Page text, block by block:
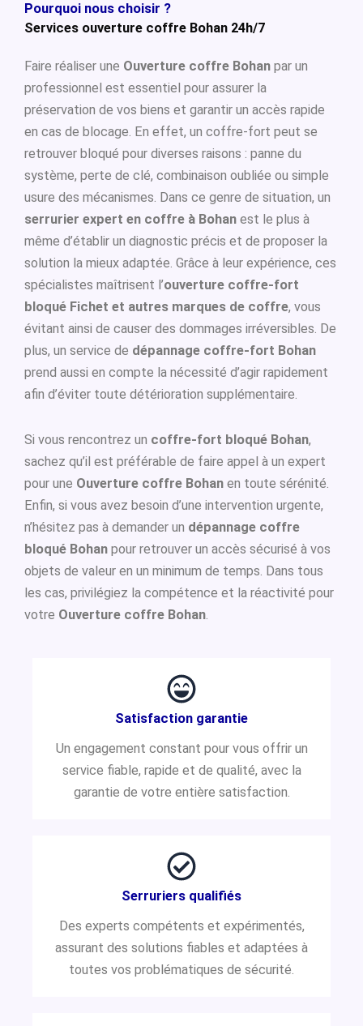
Pourquoi nous choisir ?
Services ouverture coffre Bohan 24h/7
Faire réaliser une Ouverture coffre Bohan par un
professionnel est essentiel pour assurer la
préservation de vos biens et garantir un accès rapide
en cas de blocage. En effet, un coffre-fort peut se
retrouver bloqué pour diverses raisons : panne du
système, perte de clé, combinaison oubliée ou simple
usure des mécanismes. Dans ce genre de situation, un
serrurier expert en coffre à Bohan est le plus à
même d’établir un diagnostic précis et de proposer la
solution la mieux adaptée. Grâce à leur expérience, ces
spécialistes maîtrisent l’ouverture coffre-fort
bloqué Fichet et autres marques de coffre, vous
évitant ainsi de causer des dommages irréversibles. De
plus, un service de dépannage coffre-fort Bohan
prend aussi en compte la nécessité d’agir rapidement
afin d’éviter toute détérioration supplémentaire.
Si vous rencontrez un coffre-fort bloqué Bohan,
sachez qu’il est préférable de faire appel à un expert
pour une Ouverture coffre Bohan en toute sérénité.
Enfin, si vous avez besoin d’une intervention urgente,
n’hésitez pas à demander un dépannage coffre
bloqué Bohan pour retrouver un accès sécurisé à vos
objets de valeur en un minimum de temps. Dans tous
les cas, privilégiez la compétence et la réactivité pour
votre Ouverture coffre Bohan.
Satisfaction garantie
Un engagement constant pour vous offrir un
service fiable, rapide et de qualité, avec la
garantie de votre entière satisfaction.
Serruriers qualifiés
Des experts compétents et expérimentés,
assurant des solutions fiables et adaptées à
toutes vos problématiques de sécurité.